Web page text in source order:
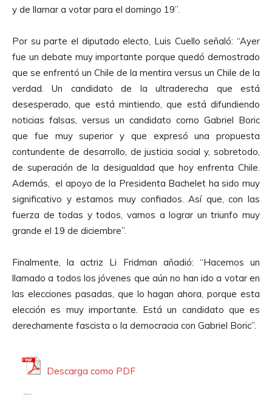
y de llamar a votar para el domingo 19”.
Por su parte el diputado electo, Luis Cuello señaló: “Ayer
fue un debate muy importante porque quedó demostrado
que se enfrentó un Chile de la mentira versus un Chile de la
verdad. Un candidato de la ultraderecha que está
desesperado, que está mintiendo, que está difundiendo
noticias falsas, versus un candidato como Gabriel Boric
que fue muy superior y que expresó una propuesta
contundente de desarrollo, de justicia social y, sobretodo,
de superación de la desigualdad que hoy enfrenta Chile.
Además, el apoyo de la Presidenta Bachelet ha sido muy
significativo y estamos muy confiados. Así que, con las
fuerza de todas y todos, vamos a lograr un triunfo muy
grande el 19 de diciembre”.
Finalmente, la actriz Li Fridman añadió: “Hacemos un
llamado a todos los jóvenes que aún no han ido a votar en
las elecciones pasadas, que lo hagan ahora, porque esta
elección es muy importante. Está un candidato que es
derechamente fascista o la democracia con Gabriel Boric”.
Descarga como PDF